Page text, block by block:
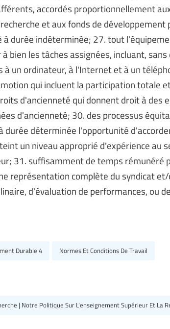
accordés proportionnellement
et aux fonds de
à durée indéterminée; 27. tout
bien les tâches assignées, incluant,
à un ordinateur, à l'Internet et à un
qui incluent la participation totale
d'ancienneté qui donnent droit à des
d'ancienneté; 30. des processus
durée déterminée l'opportunité
un niveau approprié d'expérience au
31. suffisamment de temps rémunéré
représentation complète du syndicat
d'évaluation de performances, ou
Durable 4 Normes Et Conditions De Travail
| Notre Politique Sur L’enseignement Supérieur Et La